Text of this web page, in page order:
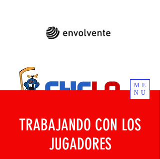
ME
NU
CLUB DE HOCKEY DE LOS CANÍBALES DE
TRABAJANDO CON LOS
JUGADORES